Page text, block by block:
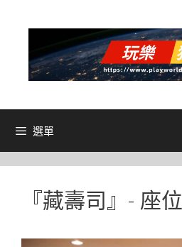
選單
『藏壽司』- 座位